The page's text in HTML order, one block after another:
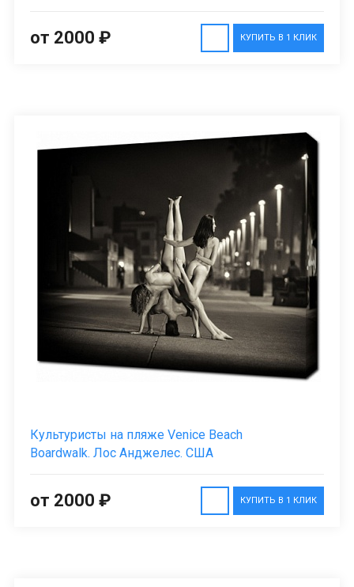
КУПИТЬ В 1 КЛИК
от 2000 ₽
Культуристы на пляже Venice Beach
Boardwalk. Лос Анджелес. США
КУПИТЬ В 1 КЛИК
от 2000 ₽